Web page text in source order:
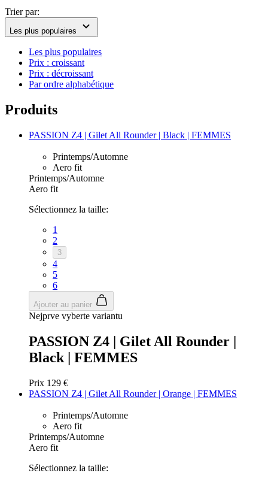
Trier par:
Les plus populaires
Les plus populaires
Prix : croissant
Prix : décroissant
Par ordre alphabétique
Produits
PASSION Z4 | Gilet All Rounder | Black | FEMMES
Printemps/Automne
Aero fit
Printemps/Automne
Aero fit
Sélectionnez la taille:
1
2
3
4
5
6
Ajouter au panier
Nejprve vyberte variantu
PASSION Z4 | Gilet All Rounder |
Black | FEMMES
Prix 129 €
PASSION Z4 | Gilet All Rounder | Orange | FEMMES
Printemps/Automne
Aero fit
Printemps/Automne
Aero fit
Sélectionnez la taille: